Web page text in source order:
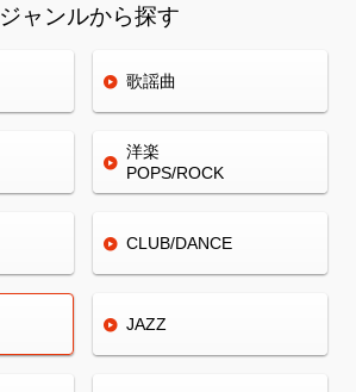
ジャンルから探す
歌謡曲
洋楽
POPS/ROCK
CLUB/DANCE
JAZZ